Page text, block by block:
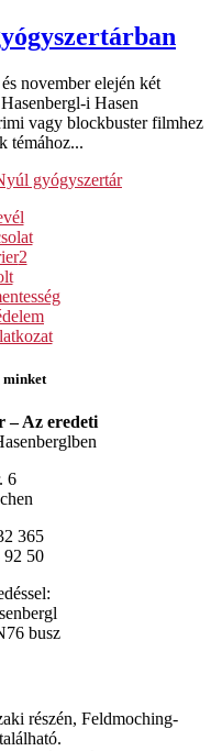
november elején két
i Hasen
vagy blockbuster filmhez
témához...
2
minket
– Az eredeti
6
365
92 50
busz
részén, Feldmoching-